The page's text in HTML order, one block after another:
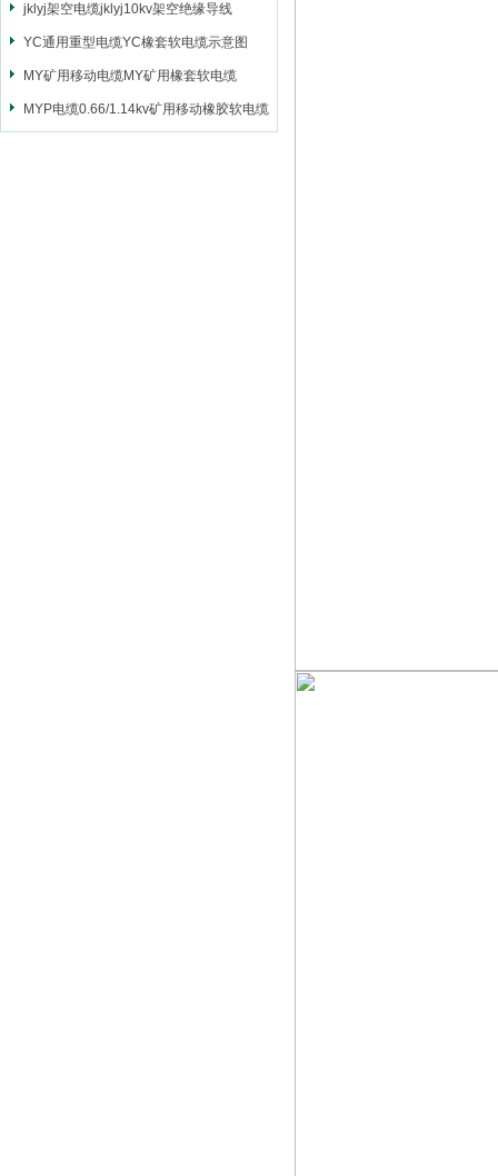
缆
jklyj架空电缆jklyj10kv架空绝缘导线
YC通用重型电缆YC橡套软电缆示意图
MY矿用移动电缆MY矿用橡套软电缆
MYP电缆0.66/1.14kv矿用移动橡胶软电缆